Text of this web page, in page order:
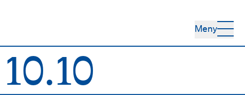
Meny
10.10